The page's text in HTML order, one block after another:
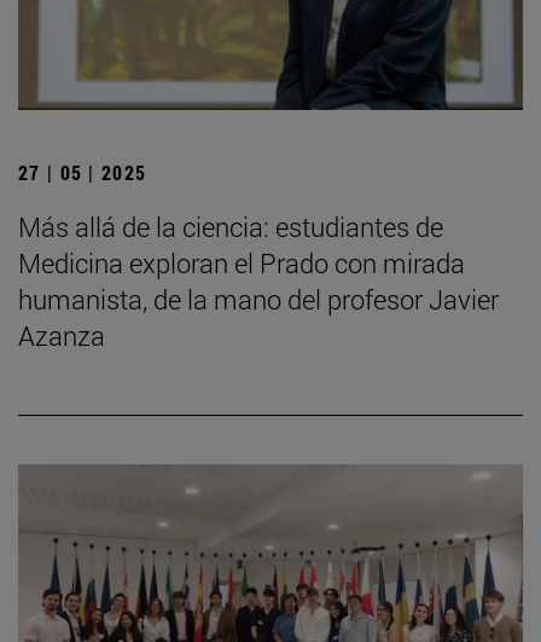
27 | 05 | 2025
Más allá de la ciencia: estudiantes de
Medicina exploran el Prado con mirada
humanista, de la mano del profesor Javier
Azanza